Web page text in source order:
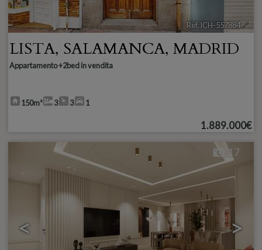
Ref. ICH-557884🔗
LISTA, SALAMANCA, MADRID
Appartamento +2bed in vendita
150m² 3 3 1
1.889.000€
< >
17